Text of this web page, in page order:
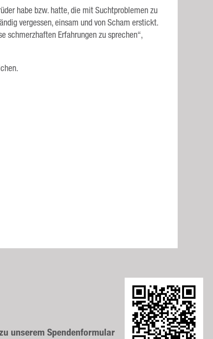
habe bzw. hatte, die mit Suchtproblemen zu
vergessen, einsam und von Scham erstickt.
schmerzhaften Erfahrungen zu sprechen“,
unserem Spendenformular